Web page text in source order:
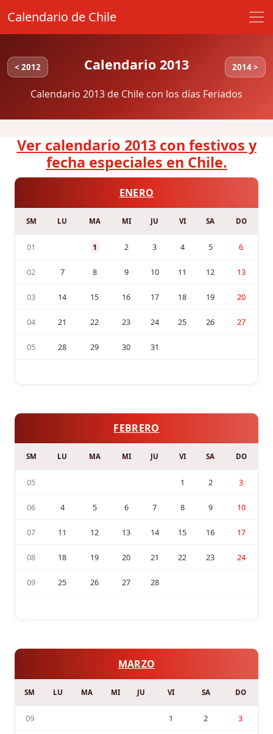
Calendario de Chile
< 2012 Calendario 2013 2014 >
Calendario 2013 de Chile con los días Feriados
Ver calendario 2013 con festivos y
fecha especiales en Chile.
ENERO
SM LU MA MI JU VI SA DO
01 1 2 3 4 5 6
02 7 8 9 10 11 12 13
03 14 15 16 17 18 19 20
04 21 22 23 24 25 26 27
05 28 29 30 31
FEBRERO
SM LU MA MI JU VI SA DO
05 1 2 3
06 4 5 6 7 8 9 10
07 11 12 13 14 15 16 17
08 18 19 20 21 22 23 24
09 25 26 27 28
MARZO
SM LU MA MI JU VI SA DO
09 1 2 3